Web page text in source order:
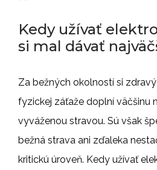
Kedy užívať
si mal dávať
Za bežných okolností si
fyzickej záťaže doplní väčšinu
vyváženou stravou. Sú však
bežná strava ani zďaleka
kritickú úroveň. Kedy užívať